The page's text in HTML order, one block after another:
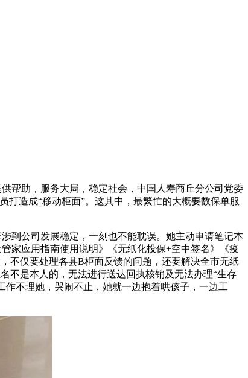
帮助，服务大局，稳定社会，中国人寿商丘分公司党委
打造成“移动柜面”。这其中，最繁忙的大概要数保单服
到公司发展稳定，一刻也不能耽误。她主动申请笔记本
家应用指南使用说明》《无纸化投保+空中签名》《疫
不仅要处理各县B柜面反馈的问题，还要解决全市无纸
不是本人的，无法进行送达回执核销及无法办理“生存
不理她，哭闹不止，她就一边抱着哄孩子，一边工